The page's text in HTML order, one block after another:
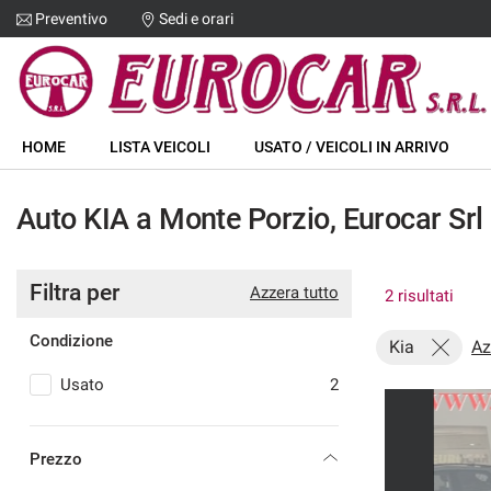
HOME
LISTA VEICOLI
USATO / VEICOLI IN ARRIVO
ACQUISTIAMO USATO
CHI SIAMO
DICONO DI NOI
Preventivo Sedi e orari
HOME LISTA VEICOLI USATO / VEICOLI IN ARRIVO
Auto KIA a Monte Porzio, Eurocar Srl
Azzera tutto
Filtra per
Condizione
Usato 2
Prezzo
2 risultati
Kia
Le
tue
preferenze
di
Il
pannello
ti
di
esprimere
tue
di
alle
tecnologie